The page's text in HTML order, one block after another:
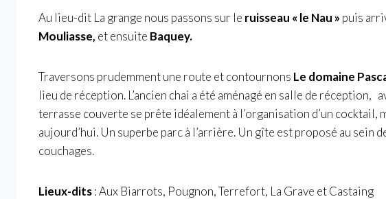
Au lieu-dit La grange nous passons sur le ruisseau « le Nau » puis
Mouliasse, et ensuite Baquey.
Traversons prudemment une route et contournons Le domaine
lieu de réception. L’ancien chai a été aménagé en salle de réception,
terrasse couverte se prête idéalement à l’organisation d’un cocktail,
aujourd’hui. Un superbe parc à l’arrière. Un gîte est proposé au sein
couchages.
Lieux-dits: Aux Biarrots, Pougnon, Terrefort, La Grave et Castaing